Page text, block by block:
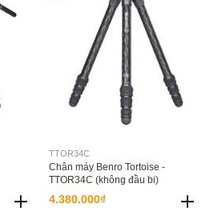
TTOR34C
Chân máy Benro Tortoise -
TTOR34C (không đầu bi)
4.380.000₫